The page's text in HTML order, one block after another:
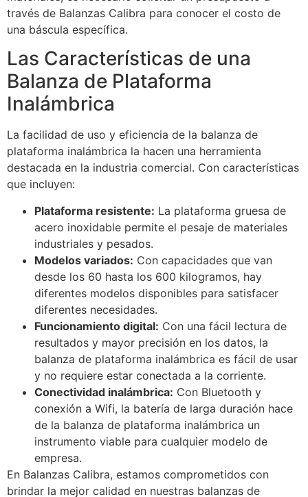
través de Balanzas Calibra para conocer el costo de
una báscula específica.
Las Características de una
Balanza de Plataforma
Inalámbrica
La facilidad de uso y eficiencia de la balanza de
plataforma inalámbrica la hacen una herramienta
destacada en la industria comercial. Con características
que incluyen:
Plataforma resistente: La plataforma gruesa de
acero inoxidable permite el pesaje de materiales
industriales y pesados.
Modelos variados: Con capacidades que van
desde los 60 hasta los 600 kilogramos, hay
diferentes modelos disponibles para satisfacer
diferentes necesidades.
Funcionamiento digital: Con una fácil lectura de
resultados y mayor precisión en los datos, la
balanza de plataforma inalámbrica es fácil de usar
y no requiere estar conectada a la corriente.
Conectividad inalámbrica: Con Bluetooth y
conexión a Wifi, la batería de larga duración hace
de la balanza de plataforma inalámbrica un
instrumento viable para cualquier modelo de
empresa.
En Balanzas Calibra, estamos comprometidos con
brindar la mejor calidad en nuestras balanzas de